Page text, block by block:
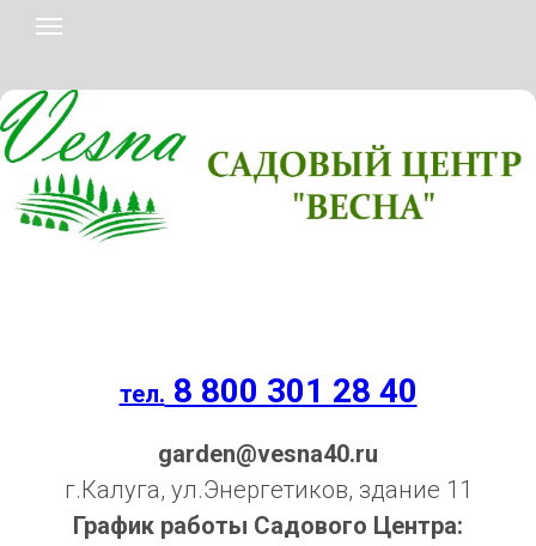
тел. 8 800 301 28 40
garden@vesna40.ru
г.Калуга, ул.Энергетиков, здание 11
График работы Садового Центра: